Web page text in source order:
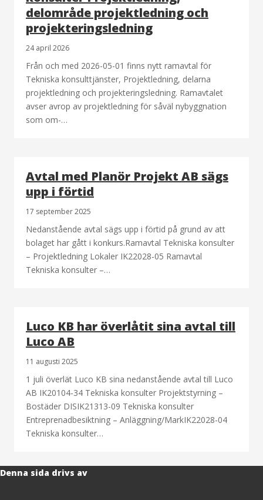
delområde projektledning och
projekteringsledning
24 april 2026
Från och med 2026-05-01 finns nytt ramavtal för
Tekniska konsulttjänster, Projektledning, delarna
projektledning och projekteringsledning. Ramavtalet
avser avrop av projektledning för såväl nybyggnation
som om-…
Avtal med Planör Projekt AB sägs
upp i förtid
17 september 2025
Nedanstående avtal sägs upp i förtid på grund av att
bolaget har gått i konkurs.Ramavtal Tekniska konsulter
– Projektledning Lokaler IK22028-05 Ramavtal
Tekniska konsulter –…
Luco KB har överlåtit sina avtal till
Luco AB
11 augusti 2025
1 juli överlät Luco KB sina nedanstående avtal till Luco
AB IK20104-34 Tekniska konsulter Projektstyrning –
Bostäder DISIK21313-09 Tekniska konsulter
Entreprenadbesiktning – Anläggning/MarkIK22028-04
Tekniska konsulter…
Denna sida drivs av